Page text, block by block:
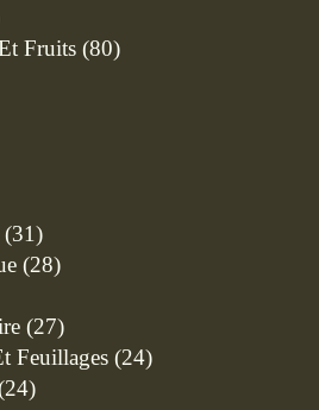
Fruits (80)
(31)
(28)
(27)
Feuillages (24)